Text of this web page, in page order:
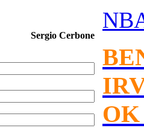
Sergio Cerbone